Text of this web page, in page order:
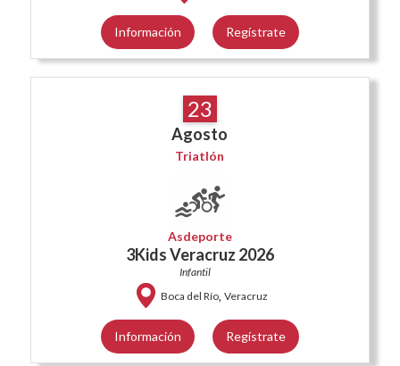
Información Regístrate
23
Agosto
Triatlón
Asdeporte
3Kids Veracruz 2026
Infantil
Boca del Río, Veracruz
Información Regístrate